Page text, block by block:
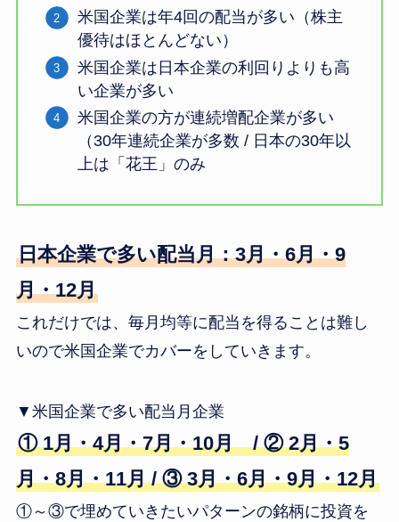
米国企業は年4回の配当が多い（株主
優待はほとんどない）
米国企業は日本企業の利回りよりも高
い企業が多い
米国企業の方が連続増配企業が多い
（30年連続企業が多数 / 日本の30年以
上は「花王」のみ
日本企業で多い配当月：3月・6月・9
月・12月
これだけでは、毎月均等に配当を得ることは難し
いので米国企業でカバーをしていきます。
▼米国企業で多い配当月企業
① 1月・4月・7月・10月 / ② 2月・5
月・8月・11月 / ③ 3月・6月・9月・12月
①～③で埋めていきたいパターンの銘柄に投資を